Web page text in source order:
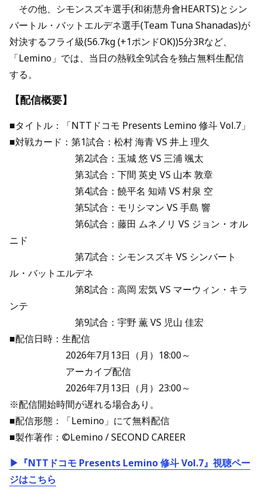
その他、シモンスズキ選手(和術慧舟會HEARTS)とシン
バートル・バットエルデネ選手(Team Tuna Shanadas)が
対決するフライ級(56.7kg (+1ポンドOK))5分3Rなど、
「Lemino」では、当日の熱戦全9試合を独占無料生配信
する。
【配信概要】
■タイトル：「NTTドコモ Presents Lemino 修斗 Vol.7」
■対戦カード：第1試合：松村 海青 VS 井上 理久
第2試合：玉城 悠 VS 三浦 颯太
第3試合：下間 英史 VS 山本 敦章
第4試合：饒平名 知靖 VS 村泉 空
第5試合：モリシマン VS 手島 響
第6試合：藤田 ムネノリ VS ジョン・オル
ニド
第7試合：シモンスズキ VS シンバート
ル・バットエルデネ
第8試合：高岡 宏気 VS マーウィン・キラ
ンテ
第9試合：宇野 薫 VS 児山 佳宏
■配信日時：生配信
2026年7月13日（月）18:00～
アーカイブ配信
2026年7月13日（月）23:00～
※配信開始時間が遅れる場合あり。
■配信形態：「Lemino」にて無料配信
■製作著作：©Lemino / SECOND CAREER
▶『NTTドコモ Presents Lemino 修斗 Vol.7』視聴ペー
ジはこちら